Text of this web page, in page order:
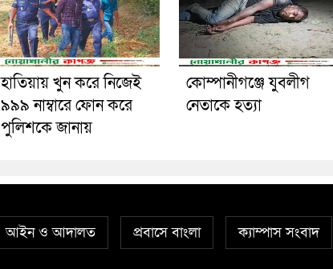
হাতিয়ায় খুন করে নিজেই
৯৯৯ নাম্বারে ফোন করে
পুলিশকে জানায়
কোম্পানীগঞ্জে যুবলীগ
নেতাকে হত্যা
আইন ও আদালত প্রবাসে বাংলা ক্যাম্পাস সংবাদ